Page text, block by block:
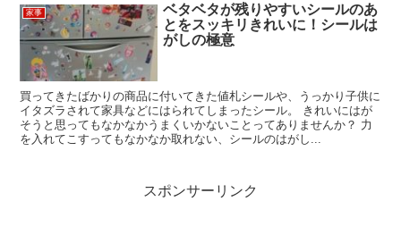
家事
ベタベタが残りやすいシールのあ
とをスッキリきれいに！シールは
がしの極意
買ってきたばかりの商品に付いてきた値札シールや、うっかり子供に
イタズラされて家具などにはられてしまったシール。 きれいにはが
そうと思ってもなかなかうまくいかないことってありませんか？ 力
を入れてこすってもなかなか取れない、シールのはがし...
スポンサーリンク